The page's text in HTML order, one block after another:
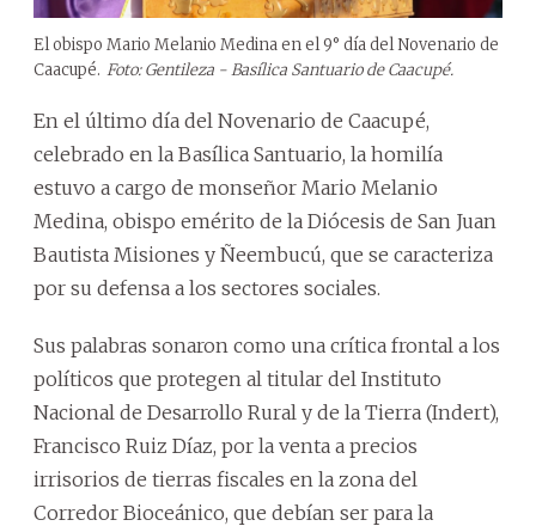
El obispo Mario Melanio Medina en el 9° día del Novenario de
Caacupé. Foto: Gentileza - Basílica Santuario de Caacupé.
En el último día del Novenario de Caacupé,
celebrado en la Basílica Santuario, la homilía
estuvo a cargo de monseñor Mario Melanio
Medina, obispo emérito de la Diócesis de San Juan
Bautista Misiones y Ñeembucú, que se caracteriza
por su defensa a los sectores sociales.
Sus palabras sonaron como una crítica frontal a los
políticos que protegen al titular del Instituto
Nacional de Desarrollo Rural y de la Tierra (Indert),
Francisco Ruiz Díaz, por la venta a precios
irrisorios de tierras fiscales en la zona del
Corredor Bioceánico, que debían ser para la